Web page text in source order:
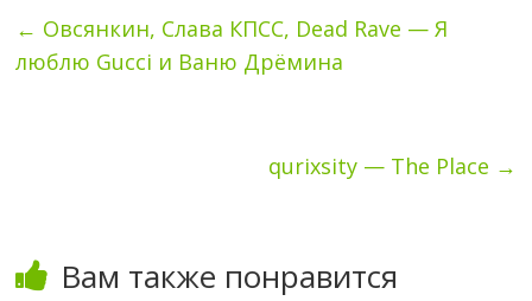
← Овсянкин, Слава КПСС, Dead Rave — Я
люблю Gucci и Ваню Дрёмина
qurixsity — The Place →
Вам также понравится